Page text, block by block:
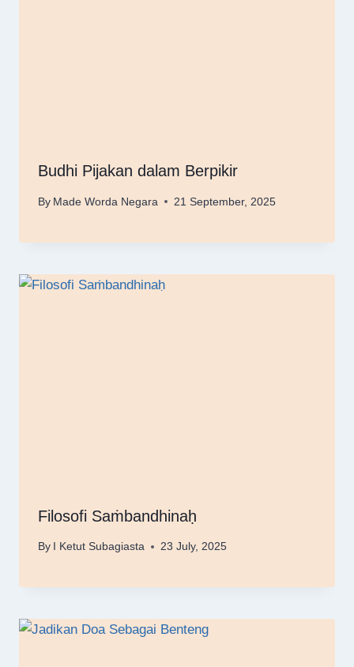
Budhi Pijakan dalam Berpikir
By Made Worda Negara 21 September, 2025
Filosofi Saṁbandhinaḥ
By I Ketut Subagiasta 23 July, 2025